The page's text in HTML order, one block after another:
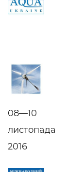
08—10
листопада
2016